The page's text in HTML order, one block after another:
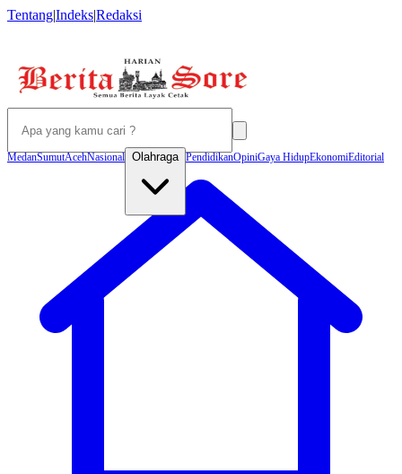
Tentang|Indeks|Redaksi
MedanSumutAcehNasional Olahraga PendidikanOpiniGaya HidupEkonomiEditorial